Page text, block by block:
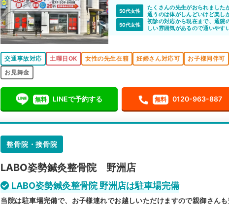
50代女性
たくさんの先生がおられました
通うのは体がしんどいけど楽し
50代女性
初診の対応から現在まで、通院
しい雰囲気があるので通いやす
交通事故対応 土曜日OK 女性の先生在籍 妊婦さん対応可 お子様同伴可
お見舞金
無料 LINEで予約する 無料 0120-963-887
整骨院・接骨院
LABO姿勢鍼灸整骨院 野洲店
LABO姿勢鍼灸整骨院 野洲店は駐車場完備
当院は駐車場完備で、お子様連れでお越しいただけますので親御さん